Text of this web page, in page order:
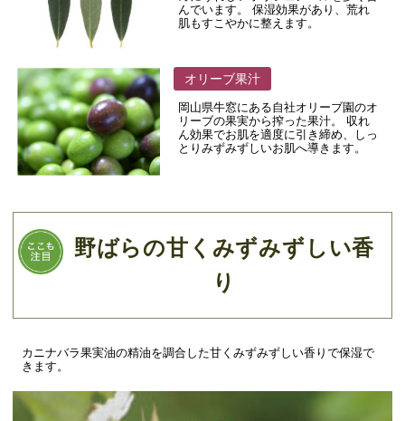
んでいます。 保湿効果があり、荒れ
肌もすこやかに整えます。
オリーブ果汁
岡山県牛窓にある自社オリーブ園のオ
リーブの果実から搾った果汁。 収れ
ん効果でお肌を適度に引き締め、しっ
とりみずみずしいお肌へ導きます。
野ばらの甘くみずみずしい香
り
カニナバラ果実油の精油を調合した甘くみずみずしい香りで保湿で
きます。